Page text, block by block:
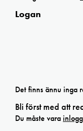
Logan
Det finns ännu inga
Bli först med att
Du måste vara